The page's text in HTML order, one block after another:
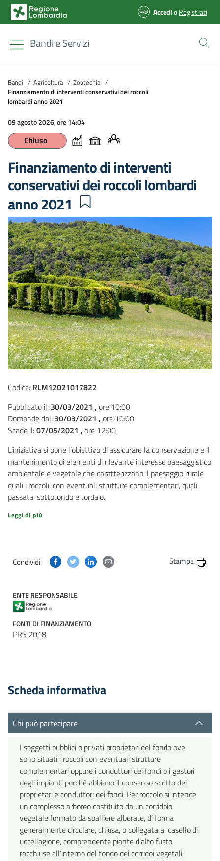
AccedioRegistrati
Bandi e Servizi
Bandi / Agricoltura / Zootecnia /
Finanziamento di interventi conservativi dei roccoli
lombardi anno 2021
09 agosto 2026, ore 14:04
Chiuso
Finanziamento di interventi
conservativi dei roccoli lombardi
anno 2021
Codice: RLM12021017822
Pubblicato il: 30/03/2021 , ore 10:00
Domande dal: 30/03/2021 , ore 10:00
Scade il:07/05/2021 , ore 12:00
L’iniziativa si pone l’obiettivo di assicurare la conservazione e il
mantenimento di elementi di rilevante interesse paesaggistico
ambientale e vegetale che caratterizzano il paesaggio rurale
quali i roccoli, con eventuali strutture complementari, quali
passata, sottotondo e tordaio.
Leggi di più
Condividi: Condividi questa pagina su Facebook
Condividi questa pagina su Twitter
Condividi questa pagina su Linkedin
Condividi questa pagina via
Stampa
ENTE RESPONSABILE
FONTI DI FINANZIAMENTO
PRS 2018
Scheda informativa
Chi può partecipare
I soggetti pubblici o privati proprietari del fondo ove
sono situati i roccoli con eventuali strutture
complementari oppure i conduttori dei fondi o i gestori
degli impianti purché abbiano il consenso scritto dei
proprietari e conduttori dei fondi. Per roccolo si intende
un complesso arboreo costituito da un corridoio
vegetale formato da spalliere alberate, di forma
generalmente circolare, chiusa, o collegata al casello di
uccellagione, comprendente piante d’alto fusto
racchiuse all’interno del tondo dei corridoi vegetali.